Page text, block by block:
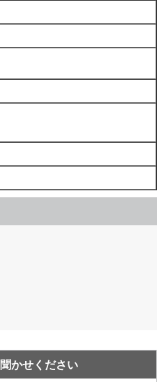
かせください